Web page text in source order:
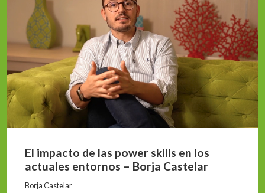
El impacto de las power skills en los
actuales entornos – Borja Castelar
Borja Castelar